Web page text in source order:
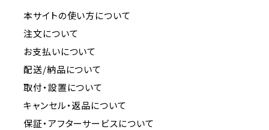
本サイトの使い方について
注文について
お支払いについて
配送/納品について
取付・設置について
キャンセル・返品について
保証・アフターサービスについて